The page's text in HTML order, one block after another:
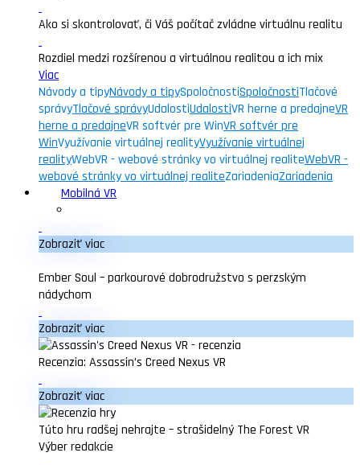
Ako si skontrolovať, či Váš počítač zvládne virtuálnu realitu
Rozdiel medzi rozšírenou a virtuálnou realitou a ich mix
Viac
Návody a tipyNávody a tipySpoločnostiSpoločnostiTlačové
správyTlačové správyUdalostiUdalostiVR herne a predajneVR
herne a predajneVR softvér pre WinVR softvér pre
WinVyužívanie virtuálnej realityVyužívanie virtuálnej
realityWebVR - webové stránky vo virtuálnej realiteWebVR -
webové stránky vo virtuálnej realiteZariadeniaZariadenia
Mobilná VR
Zobraziť viac
Ember Soul – parkourové dobrodružstvo s perzským
nádychom
Zobraziť viac
Recenzia: Assassin’s Creed Nexus VR
Zobraziť viac
Túto hru radšej nehrajte – strašidelný The Forest VR
Výber redakcie